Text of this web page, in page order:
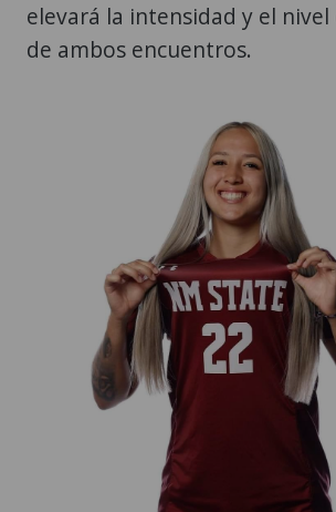
elevará la intensidad y el
de ambos encuentros.